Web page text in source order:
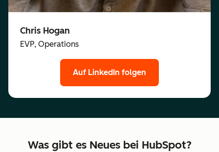
Chris Hogan
EVP, Operations
Auf LinkedIn folgen
Was gibt es Neues bei HubSpot?